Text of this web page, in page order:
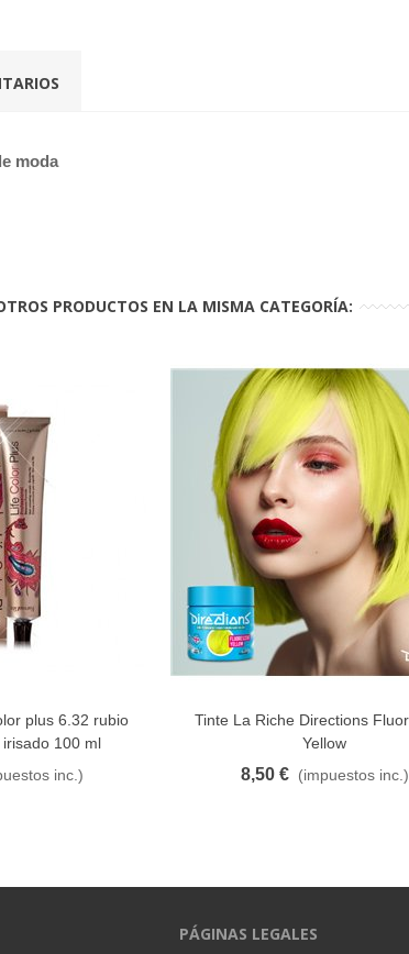
moda
PRODUCTOS EN LA MISMA CATEGORÍA:
plus 6.32 rubio
100 ml
inc.)
FAVORITO
Tinte La Riche Directions
Yellow
8,50 € (impuestos inc.)
PÁGINAS LEGALES